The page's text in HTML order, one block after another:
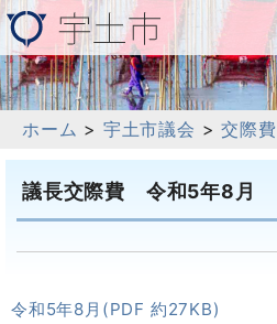
ホーム > 宇土市議会 >交際費
議長交際費 令和5年8月
令和5年8月(PDF 約27KB)